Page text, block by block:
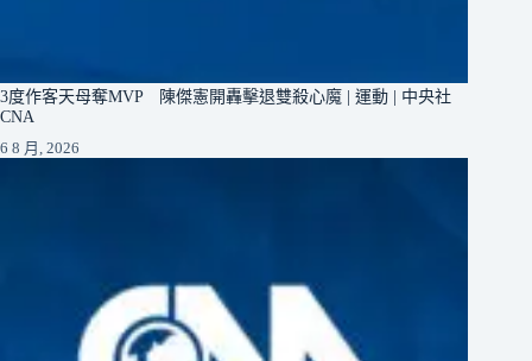
3度作客天母奪MVP 陳傑憲開轟擊退雙殺心魔 | 運動 | 中央社
CNA
6 8 月, 2026